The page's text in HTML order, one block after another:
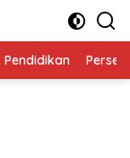
Pendidikan